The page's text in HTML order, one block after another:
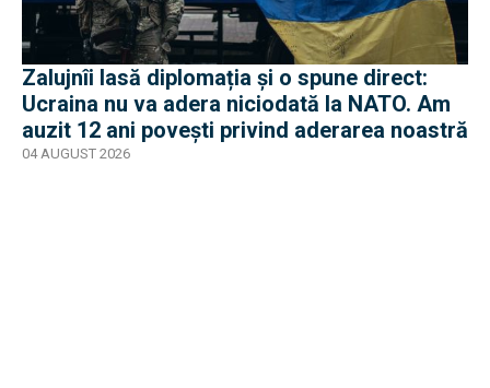
Zalujnîi lasă diplomația și o spune direct:
Ucraina nu va adera niciodată la NATO. Am
auzit 12 ani povești privind aderarea noastră
04 AUGUST 2026